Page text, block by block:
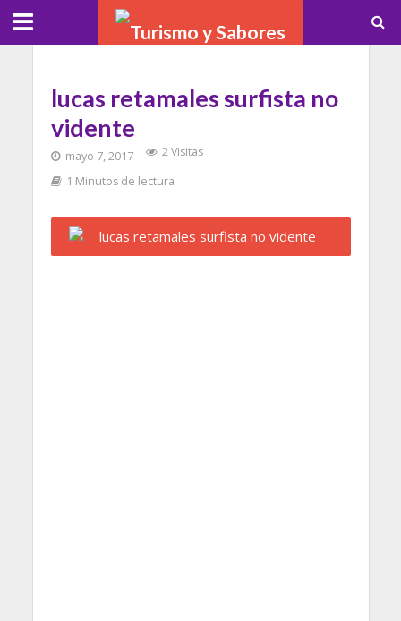
lucas retamales surfista no
vidente
mayo 7, 2017
2 Visitas
1 Minutos de lectura